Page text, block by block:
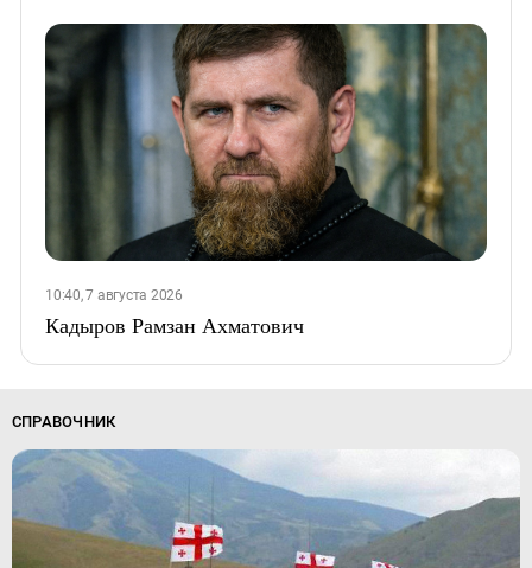
10:40, 7 августа 2026
Кадыров Рамзан Ахматович
СПРАВОЧНИК